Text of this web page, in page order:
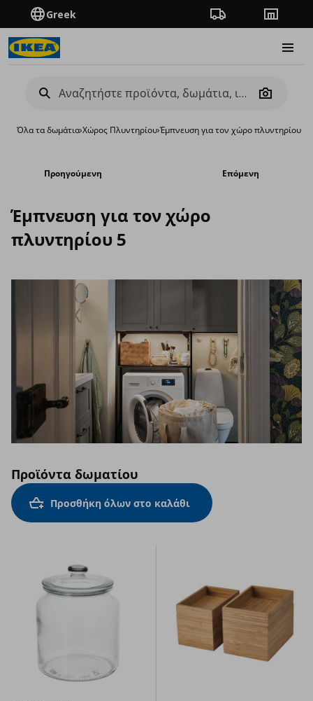
Greek Πορεία παραγγελίας
Camera
Όλα τα δωμάτια›Χώρος Πλυντηρίου›Έμπνευση για τον χώρο πλυντηρίου 5
Προηγούμενη Επόμενη
Έμπνευση για τον χώρο
πλυντηρίου 5
Προϊόντα δωματίου
Προσθήκη όλων στο καλάθι